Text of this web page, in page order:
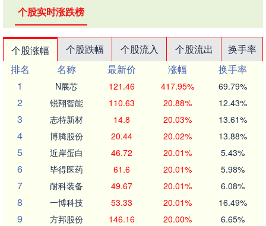
个股实时涨跌榜
个股涨幅 个股跌幅 个股流入 个股流出
换手率
排名
名称 最新价 涨幅
换手率
1
N展芯 121.46 417.95% 69.79%
2 锐翔智能 110.63 20.88% 12.43%
3 志特新材 14.8 20.03% 13.61%
4 博腾股份 20.44 20.02% 13.88%
5 近岸蛋白 46.72 20.01% 5.43%
6 毕得医药 61.6 20.01% 5.98%
7 耐科装备 49.67 20.01% 6.08%
8 一博科技 53.33 20.01% 16.49%
9 方邦股份 146.16 20.00% 6.65%